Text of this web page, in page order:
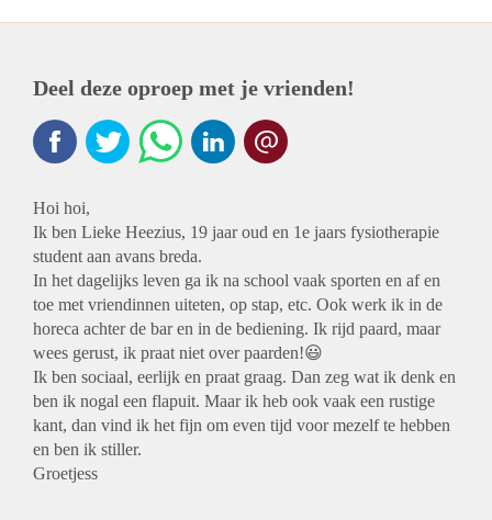
Deel deze oproep met je vrienden!
Hoi hoi,
Ik ben Lieke Heezius, 19 jaar oud en 1e jaars fysiotherapie
student aan avans breda.
In het dagelijks leven ga ik na school vaak sporten en af en
toe met vriendinnen uiteten, op stap, etc. Ook werk ik in de
horeca achter de bar en in de bediening. Ik rijd paard, maar
wees gerust, ik praat niet over paarden!😃
Ik ben sociaal, eerlijk en praat graag. Dan zeg wat ik denk en
ben ik nogal een flapuit. Maar ik heb ook vaak een rustige
kant, dan vind ik het fijn om even tijd voor mezelf te hebben
en ben ik stiller.
Groetjess